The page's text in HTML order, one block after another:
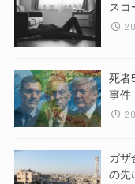
スコ
死者
事
ガ
の先